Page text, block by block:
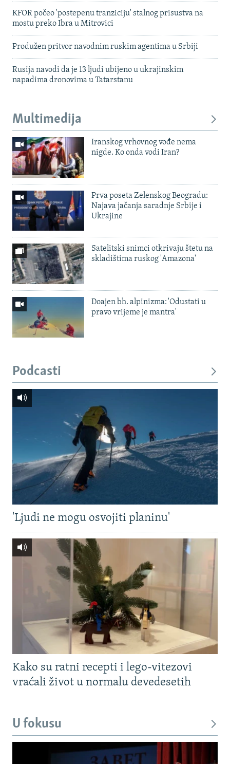
KFOR počeo 'postepenu tranziciju' stalnog prisustva na
mostu preko Ibra u Mitrovici
Produžen pritvor navodnim ruskim agentima u Srbiji
Rusija navodi da je 13 ljudi ubijeno u ukrajinskim
napadima dronovima u Tatarstanu
Multimedija
Iranskog vrhovnog vođe nema
nigde. Ko onda vodi Iran?
Prva poseta Zelenskog Beogradu:
Najava jačanja saradnje Srbije i
Ukrajine
Satelitski snimci otkrivaju štetu na
skladištima ruskog 'Amazona'
Doajen bh. alpinizma: 'Odustati u
pravo vrijeme je mantra'
Podcasti
'Ljudi ne mogu osvojiti planinu'
Kako su ratni recepti i lego-vitezovi
vraćali život u normalu devedesetih
U fokusu